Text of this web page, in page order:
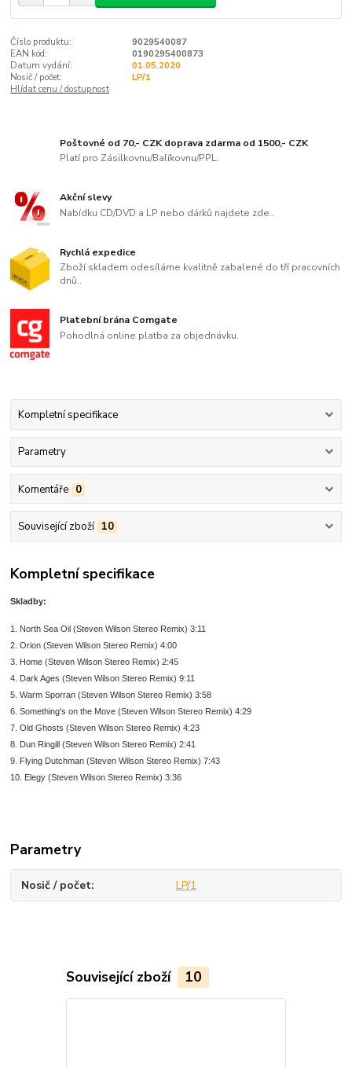
Číslo produktu:
9029540087
EAN kód:
0190295400873
Datum vydání:
01.05.2020
Nosič / počet:
LP/1
Hlídat cenu / dostupnost
Poštovné od 70,- CZK doprava zdarma od 1500,- CZK
Platí pro Zásilkovnu/Balíkovnu/PPL.
Akční slevy
Nabídku CD/DVD a LP nebo dárků najdete zde..
Rychlá expedice
Zboží skladem odesíláme kvalitně zabalené do tří pracovních
dnů..
Platební brána Comgate
Pohodlná online platba za objednávku.
Kompletní specifikace
Parametry
Komentáře 0
Související zboží 10
Kompletní specifikace
Skladby:
1. North Sea Oil (Steven Wilson Stereo Remix) 3:11
2. Orion (Steven Wilson Stereo Remix) 4:00
3. Home (Steven Wilson Stereo Remix) 2:45
4. Dark Ages (Steven Wilson Stereo Remix) 9:11
5. Warm Sporran (Steven Wilson Stereo Remix) 3:58
6. Something's on the Move (Steven Wilson Stereo Remix) 4:29
7. Old Ghosts (Steven Wilson Stereo Remix) 4:23
8. Dun Ringill (Steven Wilson Stereo Remix) 2:41
9. Flying Dutchman (Steven Wilson Stereo Remix) 7:43
10. Elegy (Steven Wilson Stereo Remix) 3:36
Parametry
Nosič / počet LP/1
Související zboží 10